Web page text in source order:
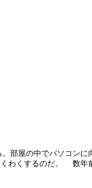
屋の中でパソコン
わくするのだ。 数